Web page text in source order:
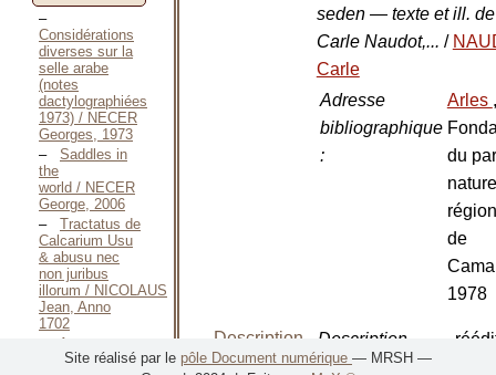
Considérations
diverses sur la
selle arabe
(notes
dactylographiées
1973) / NECER
Georges, 1973
Saddles in
the
world / NECER
George, 2006
Tractatus de
Calcarium Usu
& abusu nec
non juribus
illorum / NICOLAUS
Jean, Anno
1702
Aux
Éleveurs, aux
seden — texte et ill. de
Carle Naudot,... /
Carle
Adresse
bibliographique
:
Arles ,
du
de
1978
Description
matérielle
Description
physique:
Site réalisé par le pôle Document numérique — MRSH —